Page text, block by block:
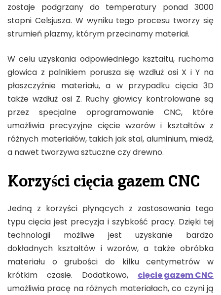
zostaje podgrzany do temperatury ponad 3000
stopni Celsjusza. W wyniku tego procesu tworzy się
strumień plazmy, którym przecinamy materiał.
W celu uzyskania odpowiedniego kształtu, ruchoma
głowica z palnikiem porusza się wzdłuż osi X i Y na
płaszczyźnie materiału, a w przypadku cięcia 3D
także wzdłuż osi Z. Ruchy głowicy kontrolowane są
przez specjalne oprogramowanie CNC, które
umożliwia precyzyjne cięcie wzorów i kształtów z
różnych materiałów, takich jak stal, aluminium, miedź,
a nawet tworzywa sztuczne czy drewno.
Korzyści cięcia gazem CNC
Jedną z korzyści płynących z zastosowania tego
typu cięcia jest precyzja i szybkość pracy. Dzięki tej
technologii możliwe jest uzyskanie bardzo
dokładnych kształtów i wzorów, a także obróbka
materiału o grubości do kilku centymetrów w
krótkim czasie. Dodatkowo, cięcie gazem CNC
umożliwia pracę na różnych materiałach, co czyni ją